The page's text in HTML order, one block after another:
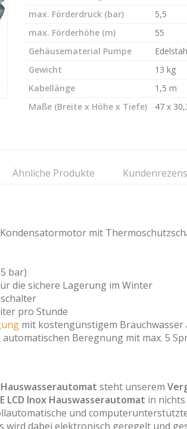
max. Förderdruck (bar)
5,5
max. Förderhöhe (m)
55
Gehäusematerial Pumpe
Gewicht
13 kg
Kabellänge
1,5 m
Maße (Breite x Höhe x Tiefe)
47 x
Ähnliche Produkte
mit
bar)
die sichere Lagerung im Winter
pro Stunde
mit kostengünstigem
Beregnung mit max. 5
steht unserem
LCD Inox Hauswasserautomat in
und
wird dabei elektronisch geregelt und